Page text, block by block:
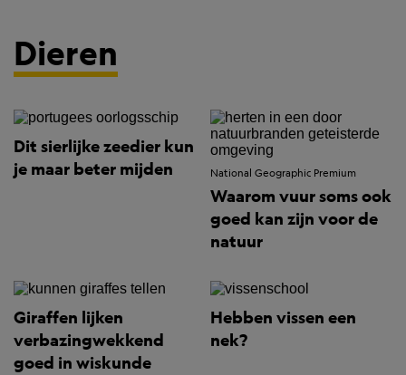
Dieren
Dit sierlijke zeedier kun
je maar beter mijden
National Geographic Premium
Waarom vuur soms ook
goed kan zijn voor de
natuur
Giraffen lijken
verbazingwekkend
goed in wiskunde
Hebben vissen een
nek?